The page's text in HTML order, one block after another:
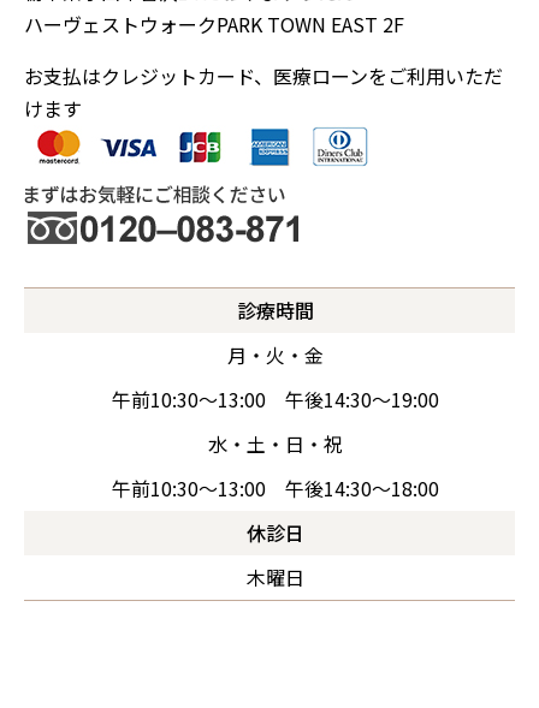
ハーヴェストウォークPARK TOWN EAST 2F
お支払はクレジットカード、医療ローンをご利用いただ
けます
診療時間
月・火・金
午前10:30～13:00 午後14:30～19:00
水・土・日・祝
午前10:30～13:00 午後14:30～18:00
休診日
木曜日